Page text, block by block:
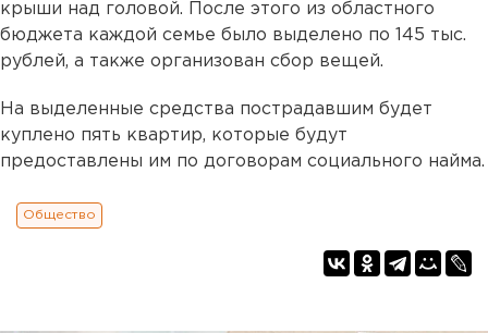
крыши над головой. После этого из областного
бюджета каждой семье было выделено по 145 тыс.
рублей, а также организован сбор вещей.
На выделенные средства пострадавшим будет
куплено пять квартир, которые будут
предоставлены им по договорам социального найма.
Общество